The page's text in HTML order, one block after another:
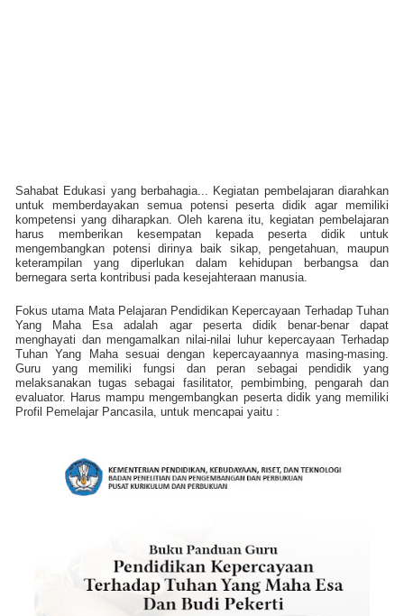
Sahabat Edukasi yang berbahagia... Kegiatan pembelajaran diarahkan
untuk memberdayakan semua potensi peserta didik agar memiliki
kompetensi yang diharapkan. Oleh karena itu, kegiatan pembelajaran
harus memberikan kesempatan kepada peserta didik untuk
mengembangkan potensi dirinya baik sikap, pengetahuan, maupun
keterampilan yang diperlukan dalam kehidupan berbangsa dan
bernegara serta kontribusi pada kesejahteraan manusia.
Fokus utama Mata Pelajaran Pendidikan Kepercayaan Terhadap Tuhan
Yang Maha Esa adalah agar peserta didik benar-benar dapat
menghayati dan mengamalkan nilai-nilai luhur kepercayaan Terhadap
Tuhan Yang Maha sesuai dengan kepercayaannya masing-masing.
Guru yang memiliki fungsi dan peran sebagai pendidik yang
melaksanakan tugas sebagai fasilitator, pembimbing, pengarah dan
evaluator. Harus mampu mengembangkan peserta didik yang memiliki
Profil Pemelajar Pancasila, untuk mencapai yaitu :